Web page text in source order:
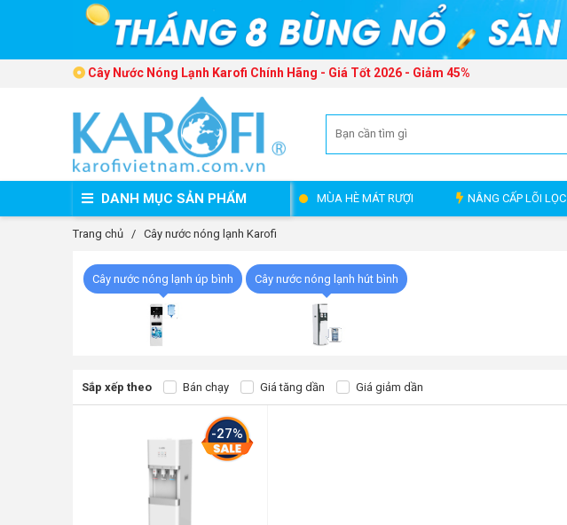
Cây Nước Nóng Lạnh Karofi Chính Hãng - Giá Tốt 2026 - Giảm 45%
DANH MỤC SẢN PHẨM MÙA HÈ MÁT RƯỢI NÂNG CẤP LÕI LỌC
Trang chủ / Cây nước nóng lạnh Karofi
Cây nước nóng lạnh úp bình Cây nước nóng lạnh hút bình
Sắp xếp theo Bán chạy Giá tăng dần Giá giảm dần
-27%